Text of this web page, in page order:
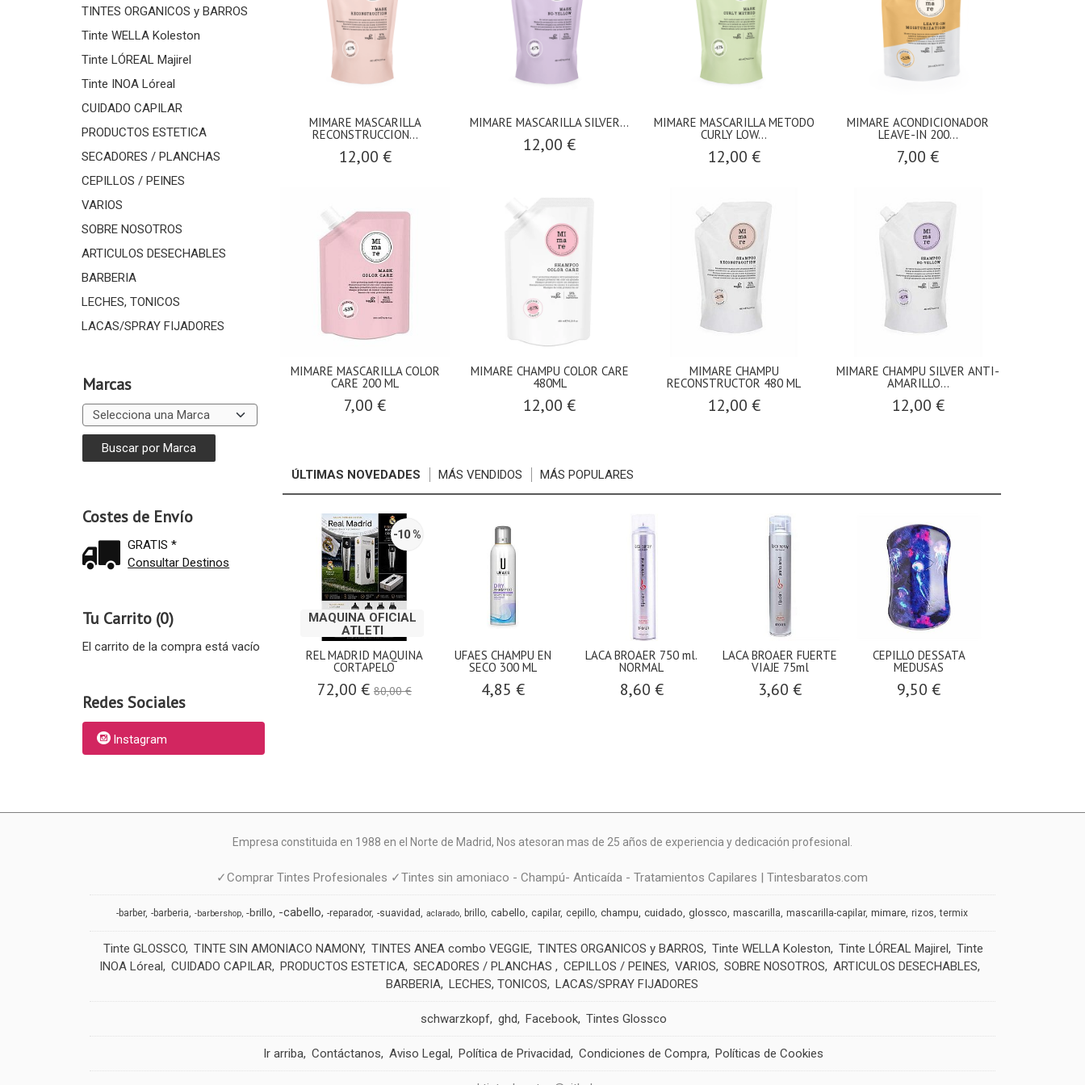
TINTES ORGANICOS y BARROS
Tinte WELLA Koleston
Tinte LÓREAL Majirel
Tinte INOA Lóreal
CUIDADO CAPILAR
PRODUCTOS ESTETICA
SECADORES / PLANCHAS
CEPILLOS / PEINES
VARIOS
SOBRE NOSOTROS
ARTICULOS DESECHABLES
BARBERIA
LECHES, TONICOS
LACAS/SPRAY FIJADORES
Marcas
Costes de Envío
GRATIS *
Consultar Destinos
Tu Carrito (0)
El carrito de la compra está vacío
Redes Sociales
Instagram
MIMARE MASCARILLA
RECONSTRUCCION...
12,00 €
MIMARE MASCARILLA SILVER...
12,00 €
MIMARE MASCARILLA METODO
CURLY LOW...
12,00 €
MIMARE ACONDICIONADOR
LEAVE-IN 200...
7,00 €
MIMARE MASCARILLA COLOR
CARE 200 ML
7,00 €
MIMARE CHAMPU COLOR CARE
480ML
12,00 €
MIMARE CHAMPU
RECONSTRUCTOR 480 ML
12,00 €
MIMARE CHAMPU SILVER ANTI-
AMARILLO...
12,00 €
ÚLTIMAS NOVEDADES MÁS VENDIDOS MÁS POPULARES
MAQUINA OFICIAL
ATLETI
-10 %
REL MADRID MAQUINA
CORTAPELO
72,00 € 80,00 €
UFAES CHAMPU EN
SECO 300 ML
4,85 €
LACA BROAER 750 ml.
NORMAL
8,60 €
LACA BROAER FUERTE
VIAJE 75ml
3,60 €
CEPILLO DESSATA
MEDUSAS
9,50 €
Empresa constituida en 1988 en el Norte de Madrid, Nos atesoran mas de 25 años de experiencia y dedicación profesional.
✓Comprar Tintes Profesionales ✓Tintes sin amoniaco - Champú- Anticaída - Tratamientos Capilares | Tintesbaratos.com
-barber -barberia -barbershop -brillo -cabello -reparador -suavidad aclarado brillo cabello capilar cepillo champu cuidado glossco mascarilla mascarilla-capilar mimare rizos termix
Tinte GLOSSCO TINTE SIN AMONIACO NAMONY TINTES ANEA combo VEGGIE TINTES ORGANICOS y BARROS Tinte WELLA Koleston Tinte LÓREAL Majirel Tinte
INOA Lóreal
CUIDADO CAPILAR PRODUCTOS ESTETICA SECADORES / PLANCHAS CEPILLOS / PEINES VARIOS SOBRE NOSOTROS
ARTICULOS DESECHABLES
BARBERIA
LECHES, TONICOS LACAS/SPRAY FIJADORES
schwarzkopf ghd Facebook Tintes Glossco
Ir arriba Contáctanos Aviso Legal Política de Privacidad Condiciones de Compra Políticas de Cookies